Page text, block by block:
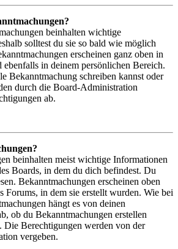
beinhalten wichtige
solltest du sie so bald wie möglich
erscheinen ganz oben in
ebenfalls in deinem persönlichen Bereich.
Bekanntmachung schreiben kannst oder
durch die Board-Administration
ab.
beinhalten meist wichtige Informationen
Boards, in dem du dich befindest. Du
Bekanntmachungen erscheinen oben
Forums, in dem sie erstellt wurden. Wie bei
hängt es von deinen
ob du Bekanntmachungen erstellen
Die Berechtigungen werden von der
vergeben.